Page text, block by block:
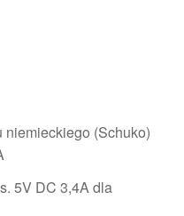
niemieckiego (Schuko)
5V DC 3,4A dla